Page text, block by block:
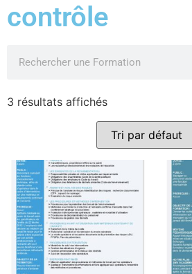
contrôle
3 résultats affichés